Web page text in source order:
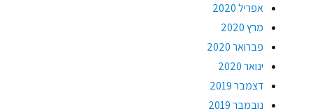
אפריל 2020
מרץ 2020
פברואר 2020
ינואר 2020
דצמבר 2019
נובמבר 2019